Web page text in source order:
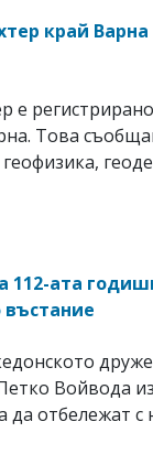
край Варна
е
Това
112-ата
Войвода
да отбележат с